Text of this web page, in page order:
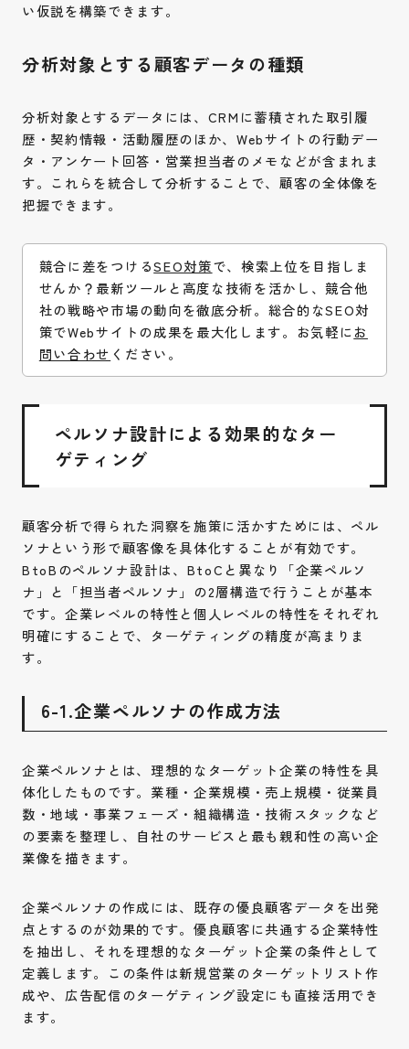
い仮説を構築できます。
分析対象とする顧客データの種類
分析対象とするデータには、CRMに蓄積された取引履
歴・契約情報・活動履歴のほか、Webサイトの行動デー
タ・アンケート回答・営業担当者のメモなどが含まれま
す。これらを統合して分析することで、顧客の全体像を
把握できます。
競合に差をつけるSEO対策で、検索上位を目指しま
せんか？最新ツールと高度な技術を活かし、競合他
社の戦略や市場の動向を徹底分析。総合的なSEO対
策でWebサイトの成果を最大化します。お気軽にお
問い合わせ ください。
ペルソナ設計による効果的なター
ゲティング
顧客分析で得られた洞察を施策に活かすためには、ペル
ソナという形で顧客像を具体化することが有効です。
BtoBのペルソナ設計は、BtoCと異なり「企業ペルソ
ナ」と「担当者ペルソナ」の2層構造で行うことが基本
です。企業レベルの特性と個人レベルの特性をそれぞれ
明確にすることで、ターゲティングの精度が高まりま
す。
6-1.企業ペルソナの作成方法
企業ペルソナとは、理想的なターゲット企業の特性を具
体化したものです。業種・企業規模・売上規模・従業員
数・地域・事業フェーズ・組織構造・技術スタックなど
の要素を整理し、自社のサービスと最も親和性の高い企
業像を描きます。
企業ペルソナの作成には、既存の優良顧客データを出発
点とするのが効果的です。優良顧客に共通する企業特性
を抽出し、それを理想的なターゲット企業の条件として
定義します。この条件は新規営業のターゲットリスト作
成や、広告配信のターゲティング設定にも直接活用でき
ます。